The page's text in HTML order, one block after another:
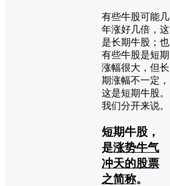
有些牛股可能几
年涨好几倍，这
是长期牛股；也
有些牛股是短期
涨幅很大，但长
期涨幅不一定，
这是短期牛股。
我们分开来说。
短期牛股，
是涨势牛气
冲天的股票
之简称。